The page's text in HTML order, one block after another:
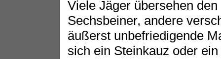
Viele Jäger übersehen
Sechsbeiner, andere
äußerst unbefriedigende
sich ein Steinkauz oder